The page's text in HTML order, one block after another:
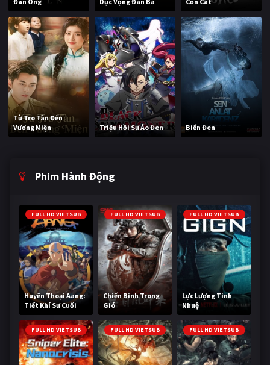
Từ Tro Tàn Đến
Vương Miện
Triệu Hồi Sư Áo Đen Biển Đen
Phim Hành Động
FULL HD VIETSUB
Huyền Thoại Aang:
Tiết Khí Sư Cuối
Cùng
FULL HD VIETSUB
Chiến Binh Trong
Gió
FULL HD VIETSUB
Lực Lượng Tinh
Nhuệ
FULL HD VIETSUB FULL HD VIETSUB FULL HD VIETSUB